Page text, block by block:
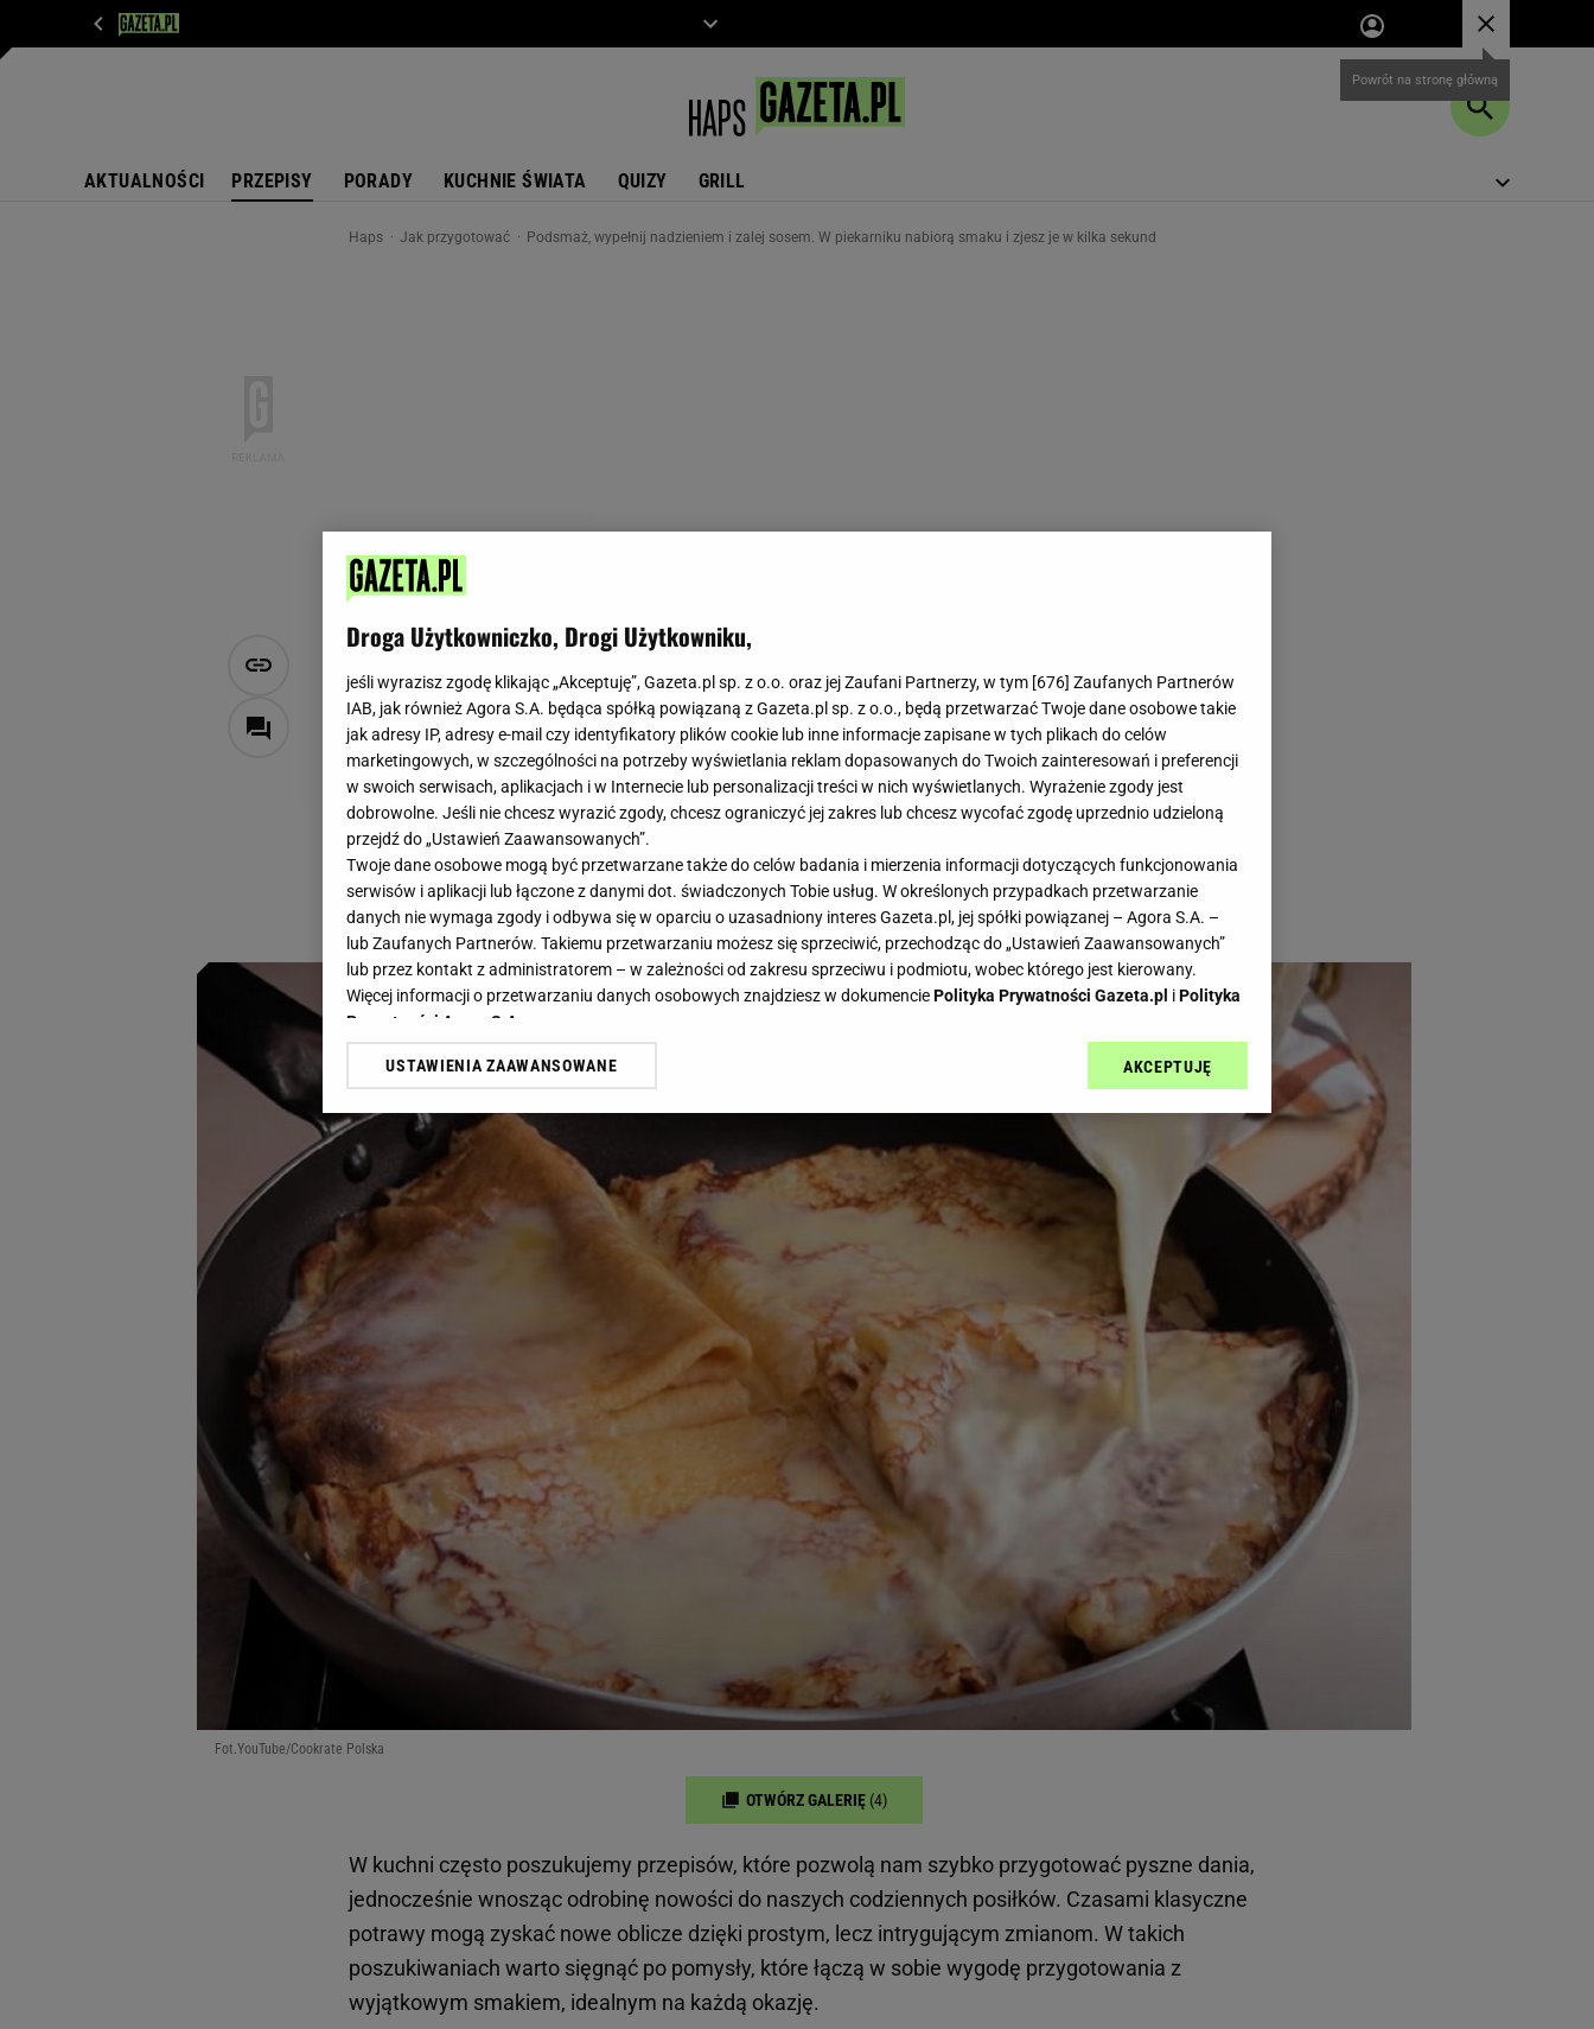
AKTUALNOŚCI PRZEPISY PORADY KUCHNIE ŚWIATA QUIZY GRILL
Haps Jak przygotować Podsmaż, wypełnij nadzieniem i zalej sosem. W piekarniku nabiorą smaku i zjesz je w kilka sekund
Podsmaż, wypełnij nadzieniem i zalej sosem. W piekarniku
nabiorą smaku i zjesz je w kilka sekund
Aleksandra Szponar
2 sierpnia 2024, 18:00
Naleśniki to placki, które robimy na wiele różnych sposobów. Ich wariantów smakowych jest
tak wiele, że każdy znajdzie coś dla siebie. Jeśli jednak klasyczny smak nie jest dla ciebie, to
ta propozycja zdecydowanie przypadnie ci do gustu. Wystarczy zalać je sosem.
Fot.YouTube/Cookrate Polska
OTWÓRZ GALERIĘ (4)
W kuchni często poszukujemy przepisów, które pozwolą nam szybko przygotować pyszne dania,
jednocześnie wnosząc odrobinę nowości do naszych codziennych posiłków. Czasami klasyczne
potrawy mogą zyskać nowe oblicze dzięki prostym, lecz intrygującym zmianom. W takich
poszukiwaniach warto sięgnąć po pomysły, które łączą w sobie wygodę przygotowania z
wyjątkowym smakiem, idealnym na każdą okazję.
Droga Użytkowniczko, Drogi Użytkowniku,
jeśli wyrazisz zgodę klikając „Akceptuję”, Gazeta.pl sp. z o.o. oraz jej Zaufani Partnerzy, w tym [676] Zaufanych Partnerów
IAB, jak również Agora S.A. będąca spółką powiązaną z Gazeta.pl sp. z o.o., będą przetwarzać Twoje dane osobowe takie
jak adresy IP, adresy e-mail czy identyfikatory plików cookie lub inne informacje zapisane w tych plikach do celów
marketingowych, w szczególności na potrzeby wyświetlania reklam dopasowanych do Twoich zainteresowań i preferencji
w swoich serwisach, aplikacjach i w Internecie lub personalizacji treści w nich wyświetlanych. Wyrażenie zgody jest
dobrowolne. Jeśli nie chcesz wyrazić zgody, chcesz ograniczyć jej zakres lub chcesz wycofać zgodę uprzednio udzieloną
przejdź do „Ustawień Zaawansowanych”.
Twoje dane osobowe mogą być przetwarzane także do celów badania i mierzenia informacji dotyczących funkcjonowania
serwisów i aplikacji lub łączone z danymi dot. świadczonych Tobie usług. W określonych przypadkach przetwarzanie
danych nie wymaga zgody i odbywa się w oparciu o uzasadniony interes Gazeta.pl, jej spółki powiązanej – Agora S.A. –
lub Zaufanych Partnerów. Takiemu przetwarzaniu możesz się sprzeciwić, przechodząc do „Ustawień Zaawansowanych”
lub przez kontakt z administratorem – w zależności od zakresu sprzeciwu i podmiotu, wobec którego jest kierowany.
Więcej informacji o przetwarzaniu danych osobowych znajdziesz w dokumenciePolityka Prywatności Gazeta.pl iPolityka
Prywatności Agora S.A.
Klikając „Akceptuję” wyrażasz też zgodę na zainstalowanie i przechowywanie plików cookie Gazeta.pl sp. z o.o., jej
dotyczące plików cookie, wywołując narzędzie do zarządzania twoimi preferencjami dot. przetwarzania danych poprzez
odnośnik „Ustawienia prywatności ” w stopce serwisu i przechodząc do „Ustawień Zaawansowanych”. Zmiana ustawień
plików cookie możliwa jest także za pomocą ustawień przeglądarki.
My, nasi Zaufani Partnerzy i Agora S.A. możemy przetwarzać dane osobowe w następujących celach:
Użycie dokładnych danych geolokalizacyjnych. Aktywne skanowanie charakterystyki urządzenia do celów identyfikacji.
Przechowywanie informacji na urządzeniu lub dostęp do nich. Spersonalizowane reklamy i treści, pomiar reklam i treści,
badnie odbiorców i ulepszanie usług.
USTAWIENIA ZAAWANSOWANE AKCEPTUJĘ